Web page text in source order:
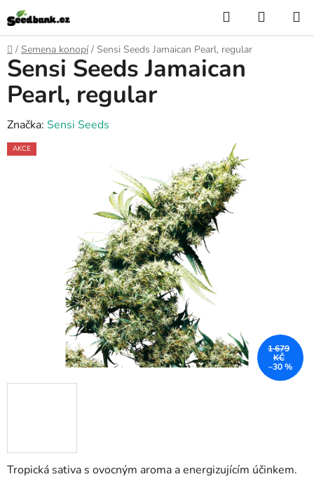
Přejít
na
obsah
Hledat
KOŠÍK
Domů
/ Semena konopí / Sensi Seeds Jamaican Pearl, regular
Tropická sativa s ovocným aroma a energizujícím účinkem.
Sensi Seeds Jamaican
Pearl, regular
Značka: Sensi Seeds
AKCE
1 679
KČ
–30 %